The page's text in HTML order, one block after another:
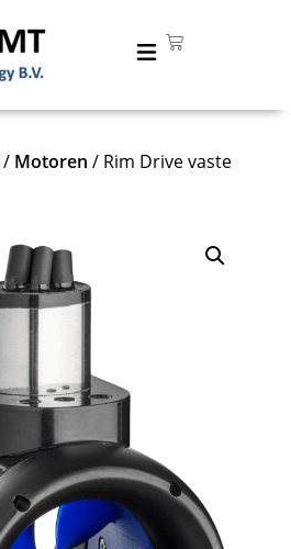
/ Motoren / Rim Drive vaste